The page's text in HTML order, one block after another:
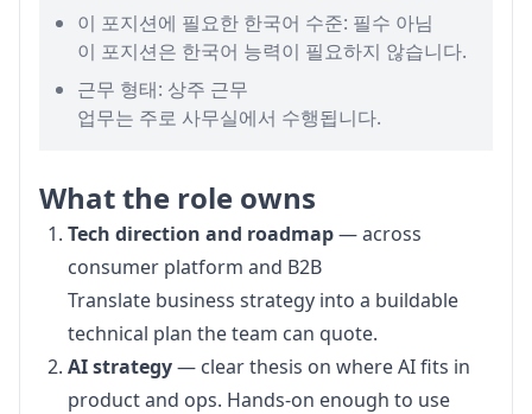
이 포지션에 필요한 한국어 수준: 필수 아님
이 포지션은 한국어 능력이 필요하지 않습니다.
근무 형태: 상주 근무
업무는 주로 사무실에서 수행됩니다.
What the role owns
Tech direction and roadmap— across
consumer platform and B2B
Translate business strategy into a buildable
technical plan the team can quote.
AI strategy— clear thesis on where AI fits in
product and ops. Hands-on enough to use